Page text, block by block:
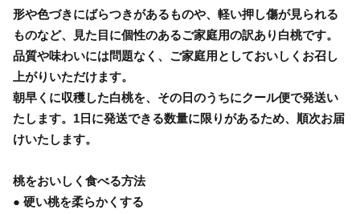
形や色づきにばらつきがあるものや、軽い押し傷が見られる
ものなど、見た目に個性のあるご家庭用の訳あり白桃です。
品質や味わいには問題なく、ご家庭用としておいしくお召し
上がりいただけます。
朝早くに収穫した白桃を、その日のうちにクール便で発送い
たします。1日に発送できる数量に限りがあるため、順次お届
けいたします。
桃をおいしく食べる方法
● 硬い桃を柔らかくする